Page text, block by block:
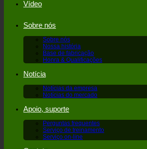
Vídeo
Sobre nós
Sobre nós
Nossa história
Base de fabricação
Honra & Qualificações
Notícia
Notícias da empresa
Notícias do mercado
Apoio, suporte
Perguntas frequentes
Serviço de treinamento
Serviço on-line